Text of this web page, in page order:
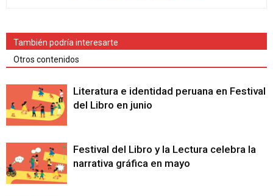
También podría interesarte
Otros contenidos
Literatura e identidad peruana en Festival
del Libro en junio
Festival del Libro y la Lectura celebra la
narrativa gráfica en mayo